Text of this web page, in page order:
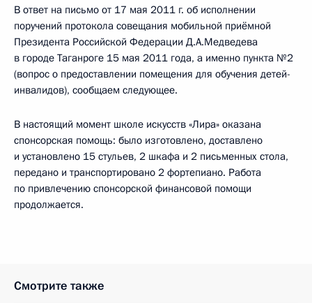
В ответ на письмо от 17 мая 2011 г. об исполнении
поручений протокола совещания мобильной приёмной
Президента Российской Федерации Д.А.Медведева
в городе Таганроге 15 мая 2011 года, а именно пункта №2
(вопрос о предоставлении помещения для обучения детей-
инвалидов), сообщаем следующее.
В настоящий момент школе искусств «Лира» оказана
спонсорская помощь: было изготовлено, доставлено
и установлено 15 стульев, 2 шкафа и 2 письменных стола,
передано и транспортировано 2 фортепиано. Работа
по привлечению спонсорской финансовой помощи
продолжается.
Смотрите также